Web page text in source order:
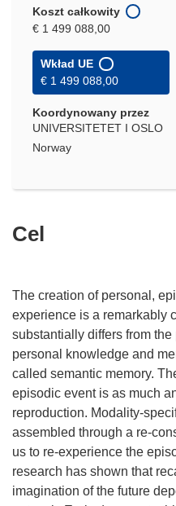
Koszt całkowity
€ 1 499 088,00
Wkład UE
€ 1 499 088,00
Koordynowany przez
UNIVERSITETET I OSLO
Norway
Cel
The creation of personal,
experience is a remarkably
substantially differs from
personal knowledge and
called semantic memory.
episodic event is as much
reproduction. Modality-
assembled through a re-
us to re-experience the
research has shown that
imagination of the future